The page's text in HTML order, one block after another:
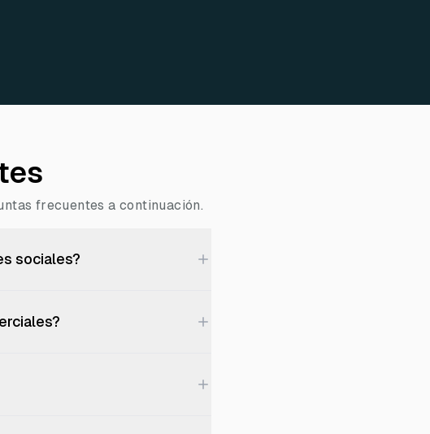
frecuentes a continuación.
sociales?